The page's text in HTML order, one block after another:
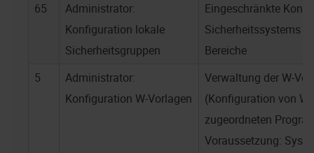
65
Administrator:
Konfiguration lokale
Sicherheitsgruppen
Eingeschränkte
Sicherheitssystems
Bereiche
5
Administrator:
Konfiguration W-Vorlagen
Verwaltung der W-
(Konfiguration von
zugeordneten
Voraussetzung: